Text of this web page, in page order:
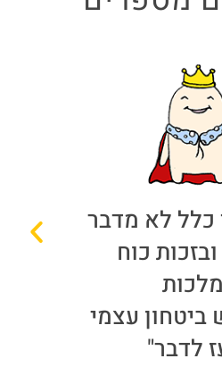
כלל לא מדבר
כוח
ביטחון עצמי
לדבר"